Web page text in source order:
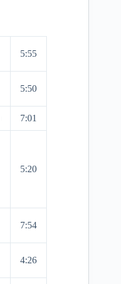
5:55
5:50
7:01
5:20
7:54
4:26